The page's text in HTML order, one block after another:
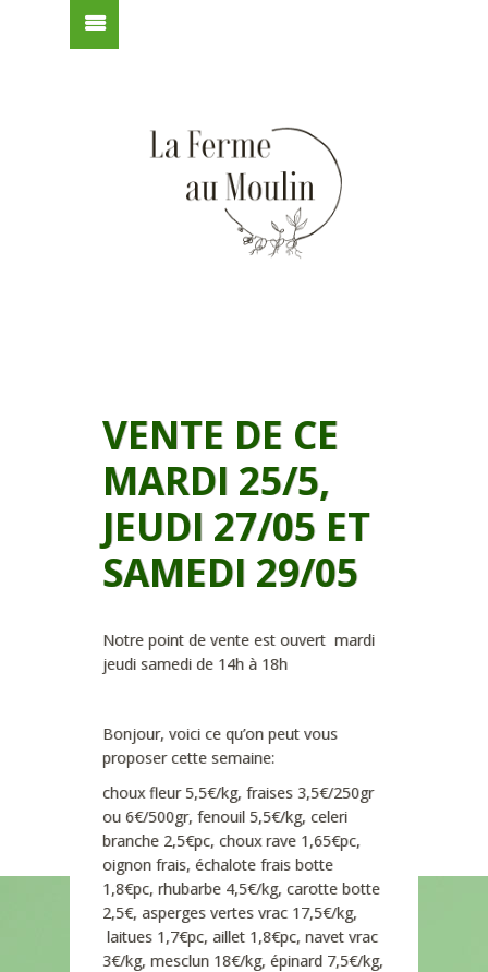
VENTE DE CE
MARDI 25/5,
JEUDI 27/05 ET
SAMEDI 29/05
Notre point de vente est ouvert mardi
jeudi samedi de 14h à 18h
Bonjour, voici ce qu’on peut vous
proposer cette semaine:
choux fleur 5,5€/kg, fraises 3,5€/250gr
ou 6€/500gr, fenouil 5,5€/kg, celeri
branche 2,5€pc, choux rave 1,65€pc,
oignon frais, échalote frais botte
1,8€pc, rhubarbe 4,5€/kg, carotte botte
2,5€, asperges vertes vrac 17,5€/kg,
laitues 1,7€pc, aillet 1,8€pc, navet vrac
3€/kg, mesclun 18€/kg, épinard 7,5€/kg,